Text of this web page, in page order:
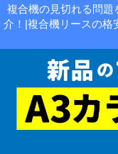
複合機の見切れる問題
介！|複合機リースの格